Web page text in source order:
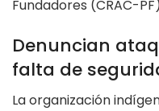
Fundadores (CRAC-
Denuncian
falta de
La organización